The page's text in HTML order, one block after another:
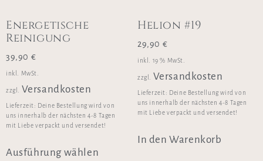
Energetische
Reinigung
39,90 €
inkl. MwSt.
zzgl. Versandkosten
Lieferzeit: Deine Bestellung wird von
uns innerhalb der nächsten 4-8 Tagen
mit Liebe verpackt und versendet!
Ausführung wählen
Helion #19
29,90 €
inkl. 19 % MwSt.
zzgl. Versandkosten
Lieferzeit: Deine Bestellung wird von
uns innerhalb der nächsten 4-8 Tagen
mit Liebe verpackt und versendet!
In den Warenkorb